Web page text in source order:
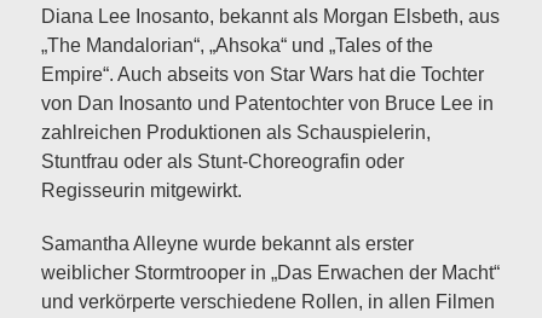
Diana Lee Inosanto, bekannt als Morgan Elsbeth, aus
„The Mandalorian“, „Ahsoka“ und „Tales of the
Empire“. Auch abseits von Star Wars hat die Tochter
von Dan Inosanto und Patentochter von Bruce Lee in
zahlreichen Produktionen als Schauspielerin,
Stuntfrau oder als Stunt-Choreografin oder
Regisseurin mitgewirkt.
Samantha Alleyne wurde bekannt als erster
weiblicher Stormtrooper in „Das Erwachen der Macht“
und verkörperte verschiedene Rollen, in allen Filmen